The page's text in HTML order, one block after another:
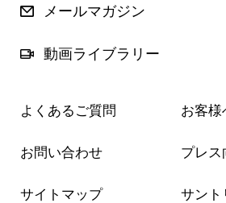
メールマガジン
動画ライブラリー
よくあるご質問 お客様
お問い合わせ プレス
サイトマップ サント